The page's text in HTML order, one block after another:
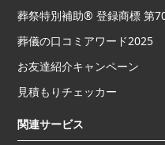
葬祭特別補助® 登録商標 第
葬儀の口コミアワード2025
お友達紹介キャンペーン
見積もりチェッカー
関連サービス